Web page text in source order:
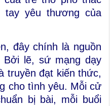
tay yêu thương của
đây chính là nguồn
Bởi lẽ, sứ mạng dạy
truyền đạt kiến thức,
cho tình yêu. Mỗi cử
bị bài, mỗi buổi